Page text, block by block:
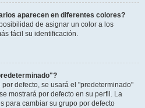
aparecen en diferentes colores?
de asignar un color a los
fácil su identificación.
defecto, se usará el "predeterminado"
mostrará por defecto en su perfil. La
para cambiar su grupo por defecto